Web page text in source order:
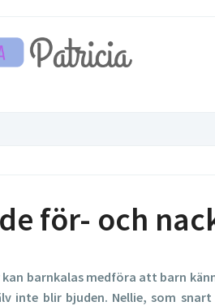
för- och
kan barnkalas medföra att barn
inte blir bjuden. Nellie, som